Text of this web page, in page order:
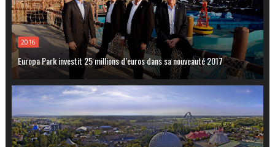
2016
Europa Park investit 25 millions d’euros dans sa nouveauté 2017